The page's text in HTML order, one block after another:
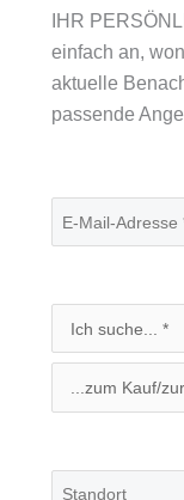
IHR
einfach an,
aktuelle
passende